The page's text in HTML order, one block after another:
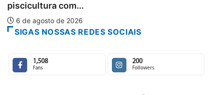
SIGAS NOSSAS REDES SOCIAIS
1,508
Fans
200
Followers